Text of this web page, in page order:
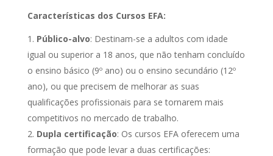
Características dos Cursos EFA:
Público-alvo: Destinam-se a adultos com idade
igual ou superior a 18 anos, que não tenham concluído
o ensino básico (9º ano) ou o ensino secundário (12º
ano), ou que precisem de melhorar as suas
qualificações profissionais para se tornarem mais
competitivos no mercado de trabalho.
Dupla certificação: Os cursos EFA oferecem uma
formação que pode levar a duas certificações: